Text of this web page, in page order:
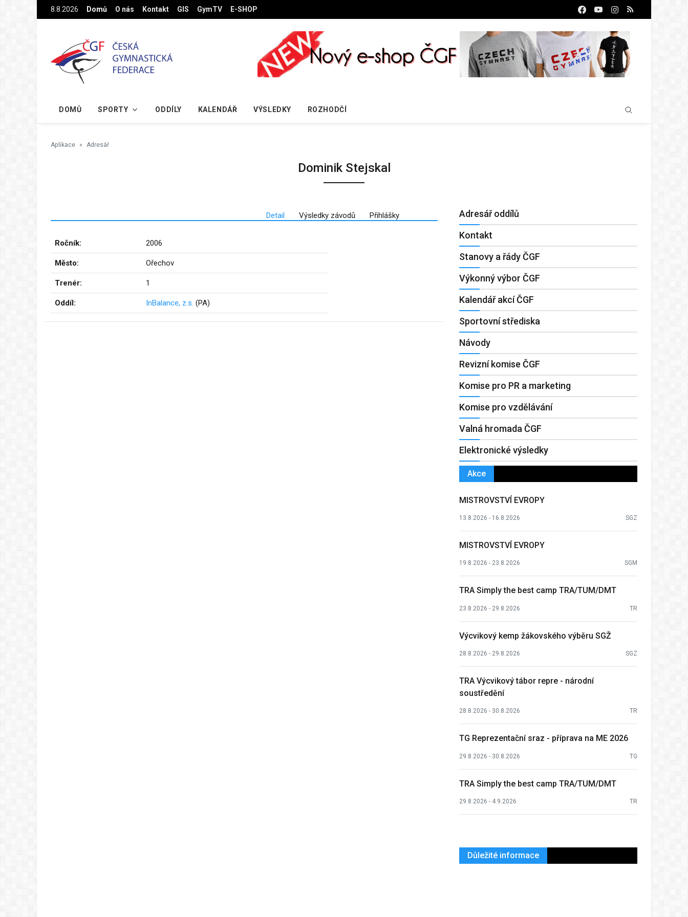
Na hlavní obsah8.8.2026 Domů O nás Kontakt GIS GymTV E-SHOP
DOMŮ SPORTY ODDÍLY KALENDÁŘ VÝSLEDKY ROZHODČÍ
Aplikace Adresář
Dominik Stejskal
Detail Výsledky závodů Přihlášky
Ročník: 2006
Město: Ořechov
Trenér: 1
Oddíl: InBalance, z.s. (PA)
Adresář oddílů
Kontakt
Stanovy a řády ČGF
Výkonný výbor ČGF
Kalendář akcí ČGF
Sportovní střediska
Návody
Revizní komise ČGF
Komise pro PR a marketing
Komise pro vzdělávání
Valná hromada ČGF
Elektronické výsledky
Akce
MISTROVSTVÍ EVROPY
13.8.2026 - 16.8.2026 SGZ
MISTROVSTVÍ EVROPY
19.8.2026 - 23.8.2026 SGM
TRA Simply the best camp TRA/TUM/DMT
23.8.2026 - 29.8.2026 TR
Výcvikový kemp žákovského výběru SGŽ
28.8.2026 - 29.8.2026 SGZ
TRA Výcvikový tábor repre - národní
soustředění
28.8.2026 - 30.8.2026 TR
TG Reprezentační sraz - příprava na ME 2026
29.8.2026 - 30.8.2026 TG
TRA Simply the best camp TRA/TUM/DMT
29.8.2026 - 4.9.2026 TR
Důležité informace